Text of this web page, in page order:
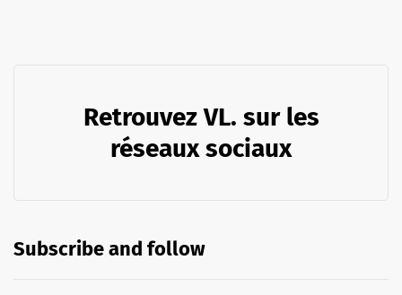
Retrouvez VL. sur les
réseaux sociaux
Subscribe and follow